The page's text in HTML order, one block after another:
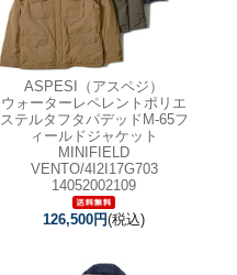
ASPESI（アスペジ）
ウォーターレペレントポリエ
ステルタフタパデッドM-65フ
ィールドジャケット
MINIFIELD
VENTO/4I2I17G703
14052002109
126,500円(税込)